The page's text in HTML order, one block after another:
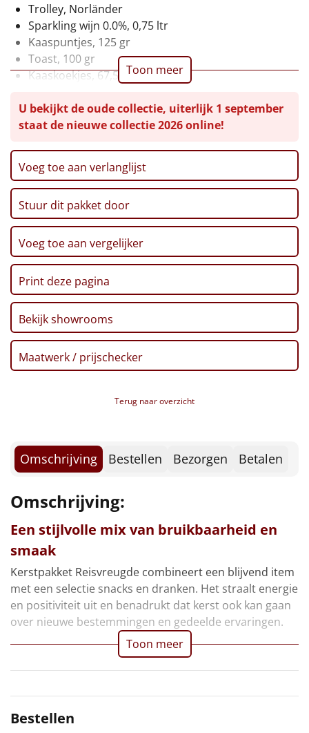
Duurzaam
Leuke
Goedkope
Uniek
Alle thema's
Artikel
Hitster NIEUW
Pizzarette
Tas
Wake up light
NIEUW
Borrelplank
Warmtekussen
NIEUW
POPULAIR
Deken (fleece plaid)
Alle artikelen
Overige
Ideeën
Personeel
Particulier
Trolley, Norländer
Sparkling wijn 0.0%, 0,75 ltr
Kaaspuntjes, 125 gr
Toast, 100 gr
Kaaskoekjes, 67,5 gr
Ribbelchips, 90 gr
Pretzels XXL, 200 gr
Toon meer
U bekijkt de oude collectie, uiterlijk 1 september
staat de nieuwe collectie 2026 online!
Voeg toe aan verlanglijst
Stuur dit pakket door
Voeg toe aan vergelijker
Print deze pagina
Bekijk showrooms
Maatwerk / prijschecker
Terug naar overzicht
Omschrijving Bestellen Bezorgen Betalen
Omschrijving:
Een stijlvolle mix van bruikbaarheid en
smaak
Kerstpakket Reisvreugde combineert een blijvend item
met een selectie snacks en dranken. Het straalt energie
en positiviteit uit en benadrukt dat kerst ook kan gaan
over nieuwe bestemmingen en gedeelde ervaringen.
Toon meer
Bestellen